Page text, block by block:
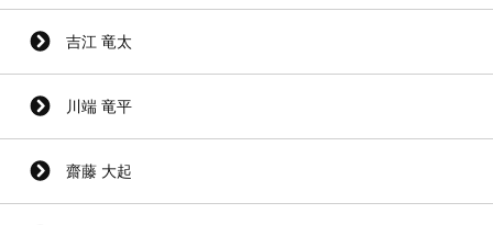
吉江 竜太
川端 竜平
齋藤 大起